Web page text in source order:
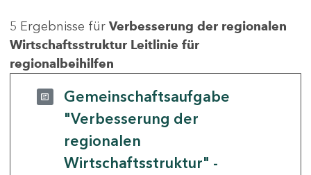
5 Ergebnisse für Verbesserung der regionalen
Wirtschaftsstruktur Leitlinie für
regionalbeihilfen
Gemeinschaftsaufgabe
"Verbesserung der
regionalen
Wirtschaftsstruktur" -